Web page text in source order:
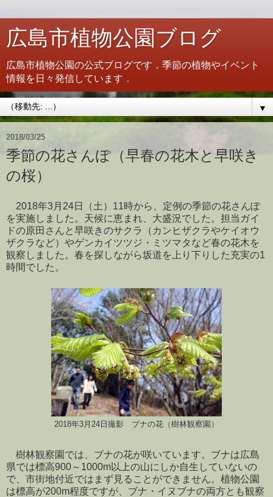
広島市植物公園ブログ
広島市植物公園の公式ブログです．季節の植物やイベント
情報を日々発信しています．
▼
2018/03/25
季節の花さんぽ（早春の花木と早咲き
の桜）
2018年3月24日（土）11時から、定例の季節の花さんぽ
を実施しました。天候に恵まれ、大盛況でした。担当ガイ
ドの原田さんと早咲きのサクラ（カンヒザクラやケイオウ
ザクラなど）やゲンカイツツジ・ミツマタなど春の花木を
観察しました。 春を探しながら坂道を上り下りした充実の1
時間でした。
2018年3月24日撮影 ブナの花（樹林観察園）
樹林観察園では、ブナの花が咲いています。ブナは広島
県では標高900～1000m以上の山にしか自生していないの
で、市街地付近ではまず見ることができません。植物公園
は標高が200m程度ですが、ブナ・イヌブナの両方とも観察